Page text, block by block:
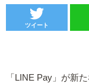
ツイート
「LINE Pay」が新